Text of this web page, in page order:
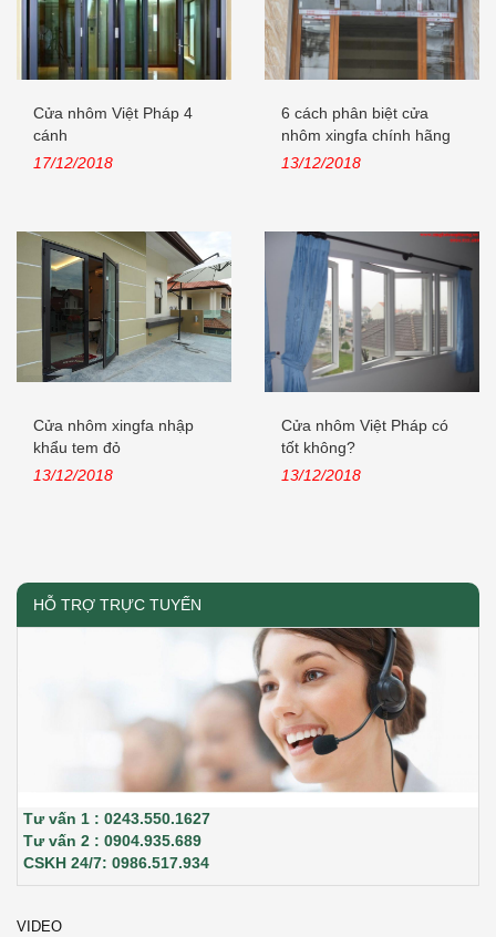
Cửa nhôm Việt Pháp 4
cánh
17/12/2018
6 cách phân biệt cửa
nhôm xingfa chính hãng
nhập khẩu
13/12/2018
Cửa nhôm xingfa nhập
khẩu tem đỏ
13/12/2018
Cửa nhôm Việt Pháp có
tốt không?
13/12/2018
HỖ TRỢ TRỰC TUYẾN
Tư vấn 1 : 0243.550.1627
Tư vấn 2 : 0904.935.689
CSKH 24/7: 0986.517.934
VIDEO